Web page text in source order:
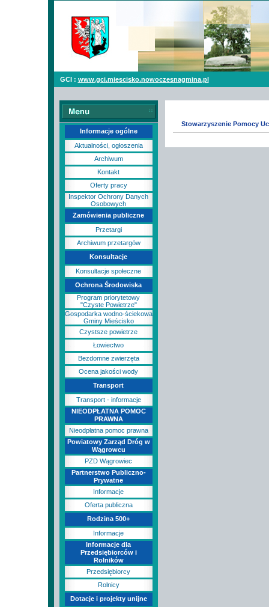
GCI : www.gci.miescisko.nowoczesnagmina.pl
Informacje ogólne
Aktualności, ogłoszenia
Archiwum
Kontakt
Oferty pracy
Inspektor Ochrony Danych
Osobowych
Zamówienia publiczne
Przetargi
Archiwum przetargów
Konsultacje
Konsultacje społeczne
Ochrona Środowiska
Program priorytetowy
"Czyste Powietrze"
Gospodarka wodno-ściekowa
Gminy Mieścisko
Czystsze powietrze
Łowiectwo
Bezdomne zwierzęta
Ocena jakości wody
Transport
Transport - informacje
NIEODPŁATNA POMOC
PRAWNA
Nieodpłatna pomoc prawna
Powiatowy Zarząd Dróg w
Wągrowcu
PZD Wągrowiec
Partnerstwo Publiczno-
Prywatne
Informacje
Oferta publiczna
Rodzina 500+
Informacje
Informacje dla
Przedsiębiorców i
Rolników
Przedsiębiorcy
Rolnicy
Dotacje i projekty unijne
Stowarzyszenie Pomocy